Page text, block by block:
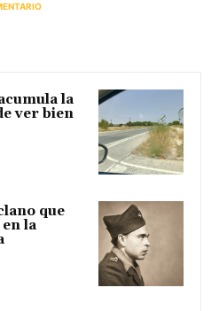
la
ver bien
que
la